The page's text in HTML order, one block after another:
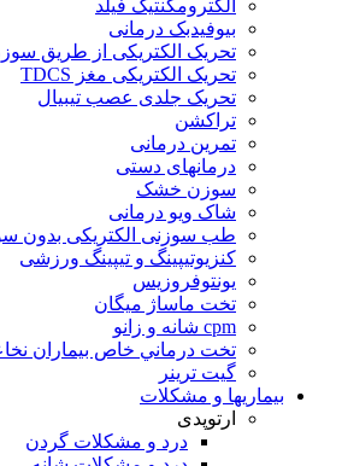
الکترومگنتیک فیلد
بیوفیدبک درمانی
تحریک الکتریکی از طریق
تحریک الکتریکی مغز TDCS
تحریک جلدی عصب تیبیال
تراکشن
تمرین درمانی
درمانهای دستی
سوزن خشک
شاک ویو درمانی
طب سوزنی الکتریکی بدون
کنزیوتیپینگ و تیپینگ ورزشی
یونتوفروزیس
تخت ماساژ ميگان
cpm شانه و زانو
تخت درماني خاص بيماران
گیت ترینر
بیماریها و مشکلات
ارتوپدی
درد و مشکلات گردن